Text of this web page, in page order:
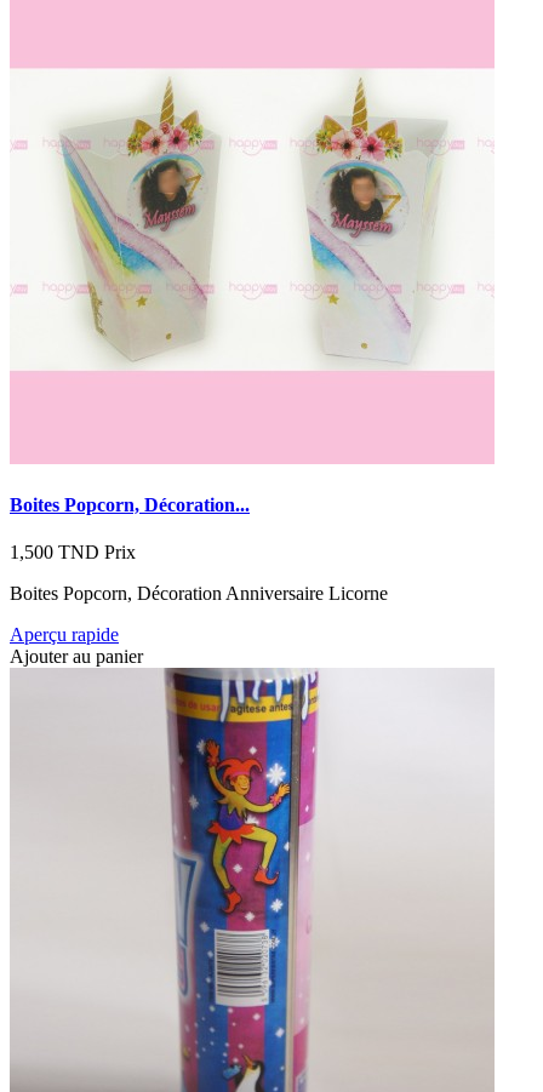
Boites Popcorn, Décoration...
1,500 TND Prix
Boites Popcorn, Décoration Anniversaire Licorne
Aperçu rapide
Ajouter au panier